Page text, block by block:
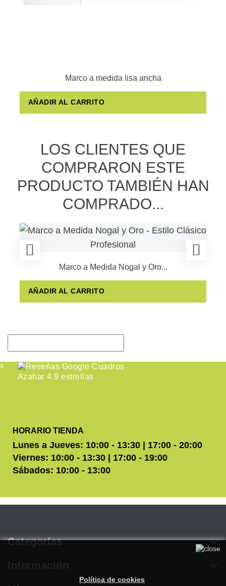
Marco a medida lisa ancha
AÑADIR AL CARRITO
LOS CLIENTES QUE
COMPRARON ESTE
PRODUCTO TAMBIÉN HAN
COMPRADO...
Marco a Medida Nogal y Oro...
AÑADIR AL CARRITO
HORARIO TIENDA
Lunes a Jueves: 10:00 - 13:30 | 17:00 - 20:00
Viernes: 10:00 - 13:30 | 17:00 - 19:00
Sábados: 10:00 - 13:00
Categorías
Información
Utilizamos cookies propias y de terceros para mejorar
nuestros servicios. Si continúa navegando, consideramos que
acepta su uso. Puede obtener más información en nuestra
Política de cookies